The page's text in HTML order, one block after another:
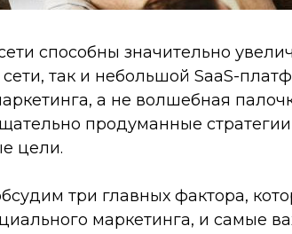
способны значительно
так и небольшой SaaS-
а не волшебная
продуманные
цели.
три главных фактора,
маркетинга, и самые